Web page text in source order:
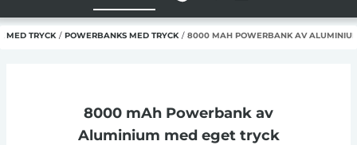
MED TRYCK / POWERBANKS MED TRYCK / 8000 MAH POWERBANK AV
8000 mAh Powerbank av
Aluminium med eget tryck